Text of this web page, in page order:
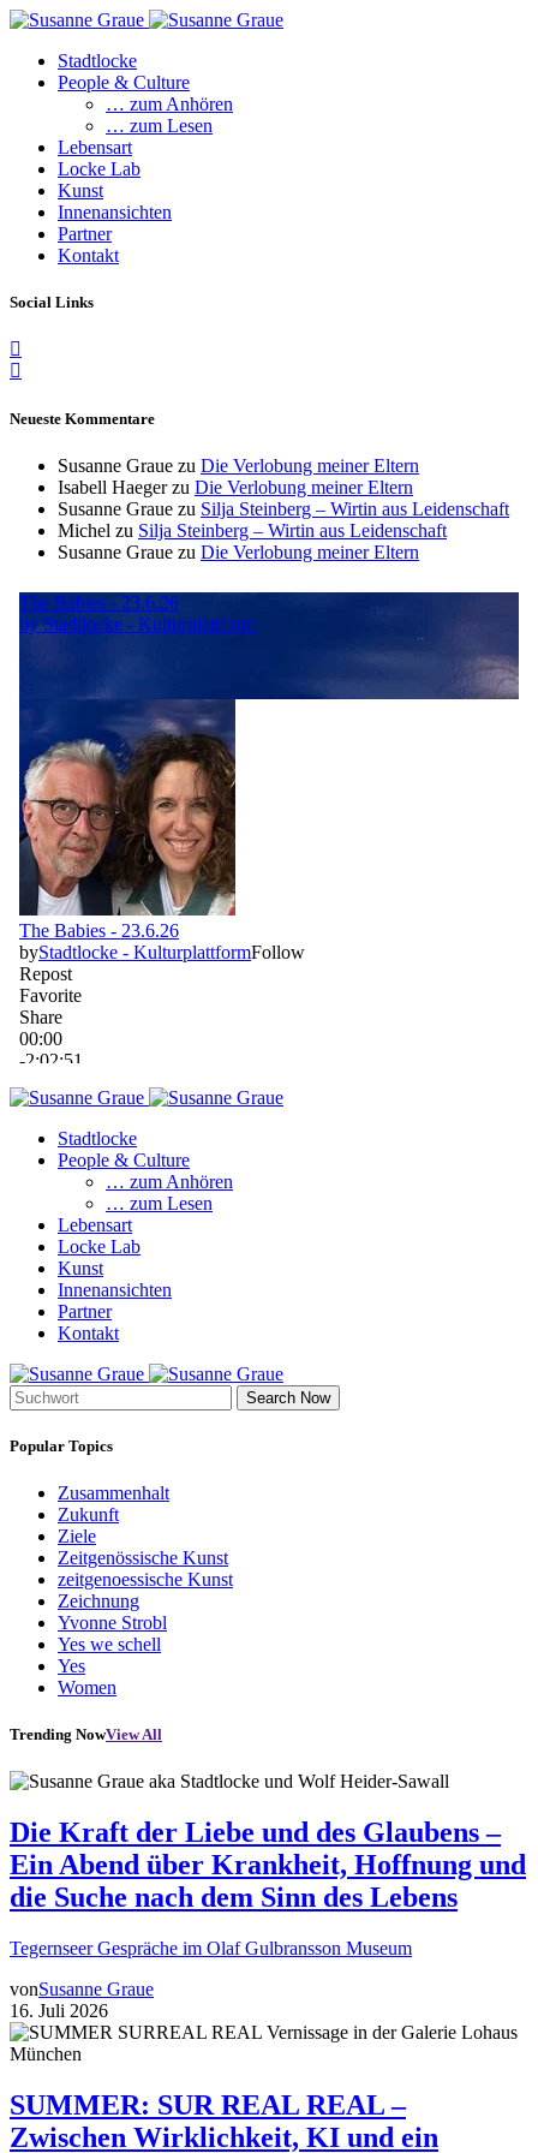
Stadtlocke
People & Culture
… zum Anhören
… zum Lesen
Lebensart
Locke Lab
Kunst
Innenansichten
Partner
Kontakt
Social Links
Neueste Kommentare
Susanne Graue zu Die Verlobung meiner Eltern
Isabell Haegerzu Die Verlobung meiner Eltern
Susanne Graue zu Silja Steinberg – Wirtin aus Leidenschaft
Michel zu Silja Steinberg – Wirtin aus Leidenschaft
Susanne Graue zu Die Verlobung meiner Eltern
Stadtlocke
People & Culture
… zum Anhören
… zum Lesen
Lebensart
Locke Lab
Kunst
Innenansichten
Partner
Kontakt
Search Now
Popular Topics
Zusammenhalt
Zukunft
Ziele
Zeitgenössische Kunst
zeitgenoessische Kunst
Zeichnung
Yvonne Strobl
Yes we schell
Yes
Women
Trending NowView All
Die Kraft der Liebe und des Glaubens –
Ein Abend über Krankheit, Hoffnung und
die Suche nach dem Sinn des Lebens
Tegernseer Gespräche im Olaf Gulbransson Museum
vonSusanne Graue
16. Juli 2026
SUMMER: SUR REAL REAL –
Zwischen Wirklichkeit, KI und ein